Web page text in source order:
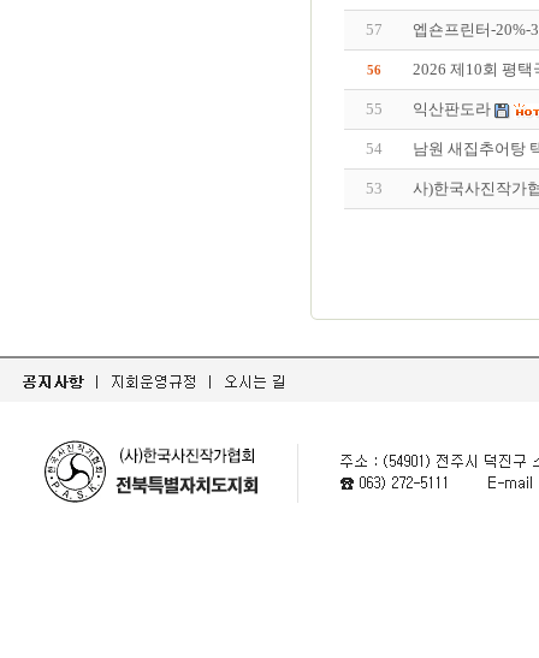
57 엡숀프린터-20%-
56 2026 제10회 평택
55 익산판도라
54 남원 새집추어탕
53 사)한국사진작가